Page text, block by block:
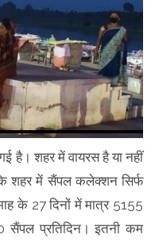
है। शहर में वायरस है या नहीं
शहर में सैंपल कलेक्शन सिर्फ
के 27 दिनों में मात्र 5155
प्रतिदिन। इतनी कम